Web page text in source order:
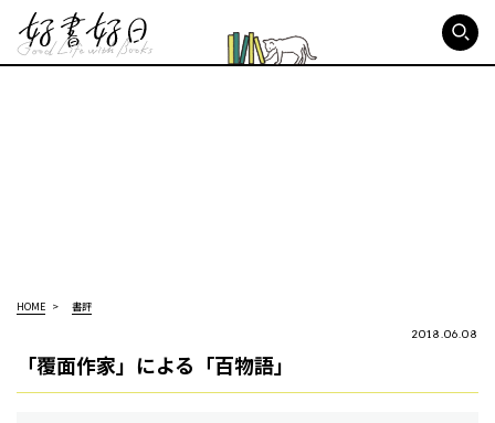
HOME 書評
2018.06.08
「覆面作家」による「百物語」